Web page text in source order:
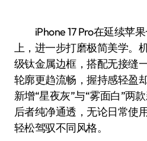
iPhone 17 Pro在延续苹果一贯的精致设计基础
上，进一步打磨极简美学。
级钛金属边框，搭配无接缝
轮廓更趋流畅，握持感轻盈
新增“星夜灰”与“雾面白”两
后者纯净通透，无论日常使
轻松驾驭不同风格。